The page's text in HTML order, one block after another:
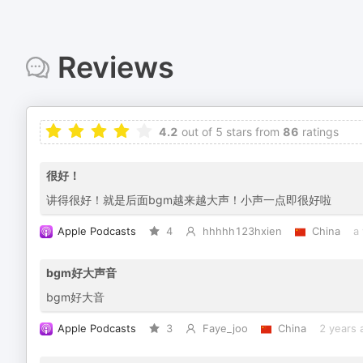
Reviews
4.2 out of 5 stars from 86 ratings
很好！
讲得很好！就是后面bgm越来越大声！小声一点即很好啦
Apple Podcasts 4 hhhhh123hxien China a
bgm好大声音
bgm好大音
Apple Podcasts 3 Faye_joo China 2 years